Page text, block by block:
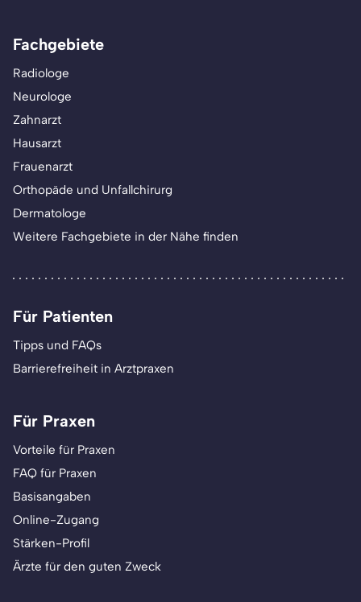
Fachgebiete
Radiologe
Neurologe
Zahnarzt
Hausarzt
Frauenarzt
Orthopäde und Unfallchirurg
Dermatologe
Weitere Fachgebiete in der Nähe finden
Für Patienten
Tipps und FAQs
Barrierefreiheit in Arztpraxen
Für Praxen
Vorteile für Praxen
FAQ für Praxen
Basisangaben
Online-Zugang
Stärken-Profil
Ärzte für den guten Zweck